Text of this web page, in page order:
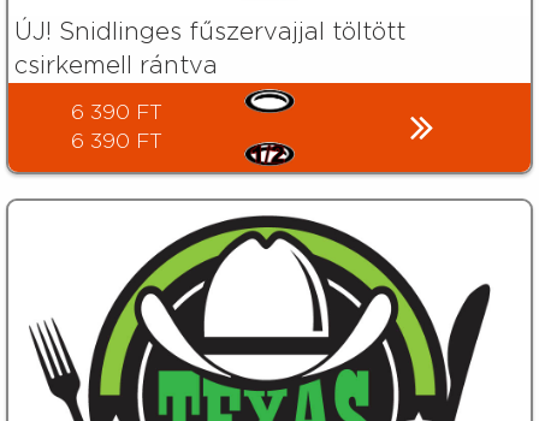
ÚJ! Snidlinges fűszervajjal töltött
csirkemell rántva
6 390 FT
6 390 FT